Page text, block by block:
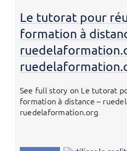
Le tutorat pour
formation à
See full story on Le tutorat
formation à distance –
ruedelaformation.org